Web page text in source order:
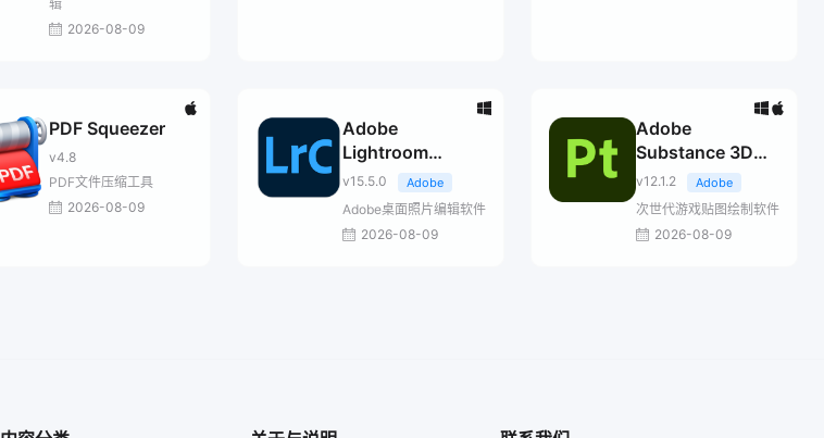
辑
2026-08-09
PDF Squeezer
v4.8
PDF文件压缩工具
2026-08-09
Adobe
Lightroom
Classic 2026
v15.5.0 Adobe
Adobe桌面照片编辑软件
2026-08-09
Adobe
Substance 3D
Painter
v12.1.2 Adobe
次世代游戏贴图绘制软件
2026-08-09